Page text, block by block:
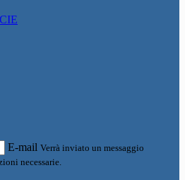
E-mail Verrà inviato un messaggio
necessarie.